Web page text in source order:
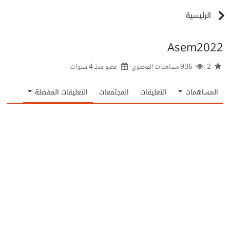
الرئيسية
Asem2022
عضو منذ4 سنوات
المساهمات التعليقات المجتمعات التعليقات المفضلة